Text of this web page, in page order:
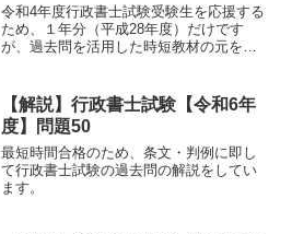
令和4年度行政書士試験受験生を応援する
ため、１年分（平成28年度）だけです
が、過去問を活用した時短教材の元を御
【解説】行政書士試験【令和6年
度】問題50
最短時間合格のため、条文・判例に即し
て行政書士試験の過去問の解説をしてい
ます。